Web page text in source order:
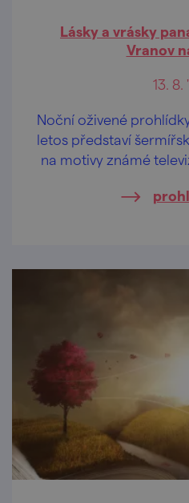
Lásky a vrásky
Vranov
13. 8.
Noční oživené
letos představí
na motivy známé